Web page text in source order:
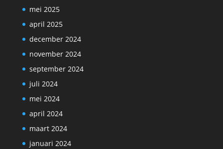
mei 2025
april 2025
december 2024
november 2024
september 2024
juli 2024
mei 2024
april 2024
maart 2024
januari 2024